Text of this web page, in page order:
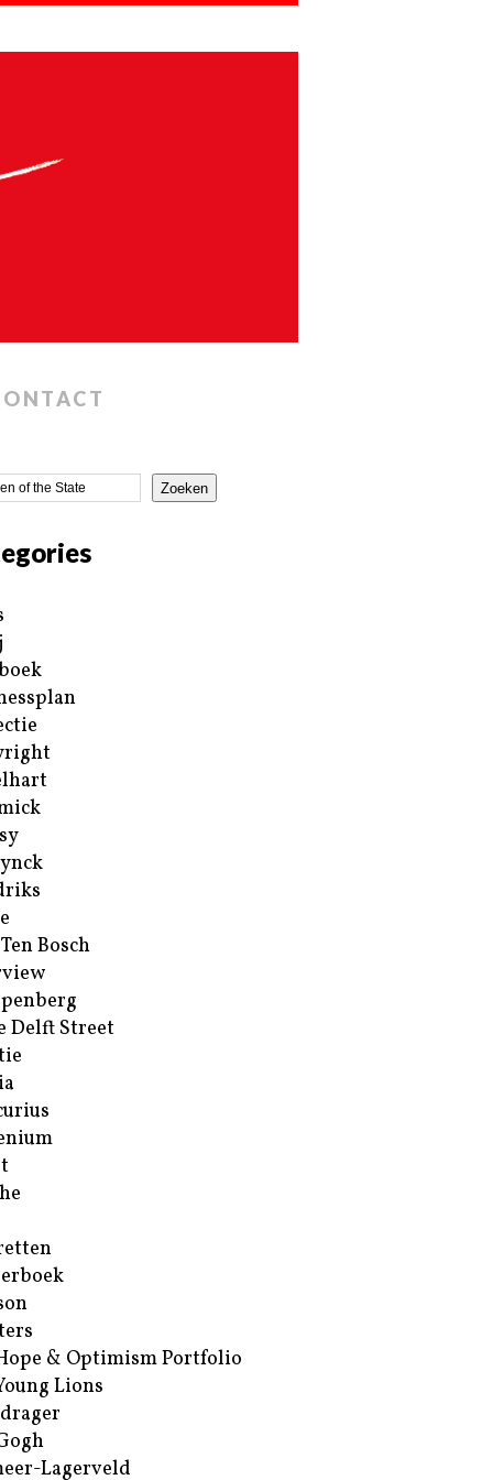
Zoeken
Bosch
Delft Street
& Optimism Portfolio
Lions
Lagerveld